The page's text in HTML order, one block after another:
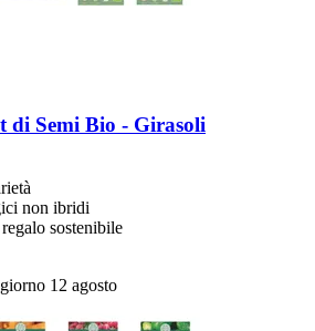
di Semi Bio -​ Girasoli
non ibridi
sostenibile
12 agosto